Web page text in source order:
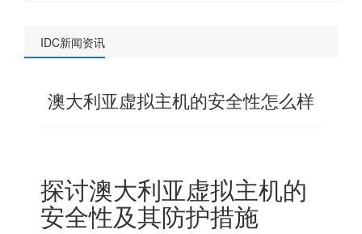
IDC新闻资讯
澳大利亚虚拟主机的安全性怎么样
探讨澳大利亚虚拟主机的
安全性及其防护措施